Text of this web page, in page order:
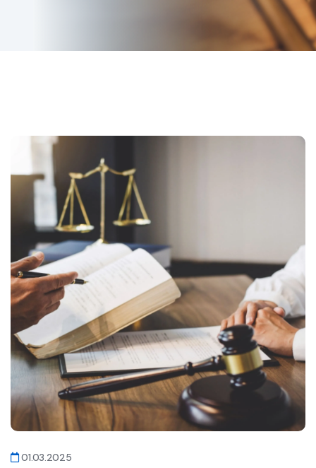
01.03.2025